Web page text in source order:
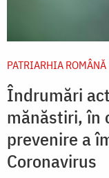
PATRIARHIA ROMÂNĂ
Îndrumări
mănăstiri, în
prevenire a
Coronavirus